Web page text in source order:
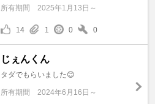
所有期間 2025年1月13日～
14 1 0 0
じぇんくん
タダでもらいました😊
所有期間 2024年6月16日～